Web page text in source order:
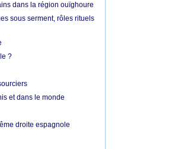
dans la région ouïghoure
sous serment, rôles rituels
?
et dans le monde
droite espagnole